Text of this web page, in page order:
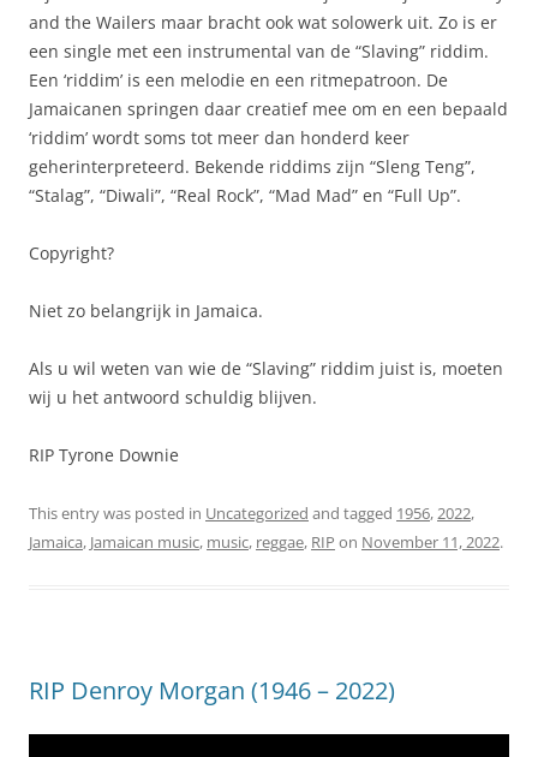
and the Wailers maar bracht ook wat solowerk uit. Zo is er
een single met een instrumental van de “Slaving” riddim.
Een ‘riddim’ is een melodie en een ritmepatroon. De
Jamaicanen springen daar creatief mee om en een bepaald
‘riddim’ wordt soms tot meer dan honderd keer
geherinterpreteerd. Bekende riddims zijn “Sleng Teng”,
“Stalag”, “Diwali”, “Real Rock”, “Mad Mad” en “Full Up”.
Copyright?
Niet zo belangrijk in Jamaica.
Als u wil weten van wie de “Slaving” riddim juist is, moeten
wij u het antwoord schuldig blijven.
RIP Tyrone Downie
This entry was posted in Uncategorized and tagged 1956,2022,
Jamaica, Jamaican music, music, reggae, RIP on November 11, 2022.
RIP Denroy Morgan (1946 – 2022)